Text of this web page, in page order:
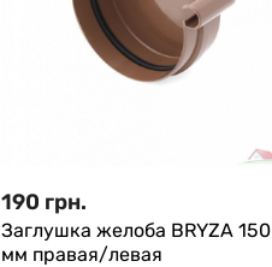
190 грн.
Заглушка желоба BRYZA 150
мм правая/левая